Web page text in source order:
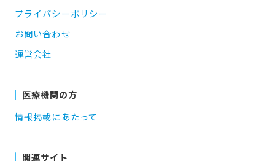
プライバシーポリシー
お問い合わせ
運営会社
医療機関の方
情報掲載にあたって
関連サイト